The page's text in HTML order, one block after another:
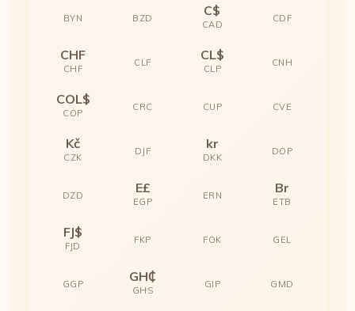
BYN BZD C$
CAD
CDF
CHF
CHF
CLF CL$
CLP
CNH
COL$
COP
CRC CUP CVE
Kč
CZK
DJF kr
DKK
DOP
DZD E£
EGP
ERN Br
ETB
FJ$
FJD
FKP FOK GEL
GGP GH₵
GHS
GIP GMD